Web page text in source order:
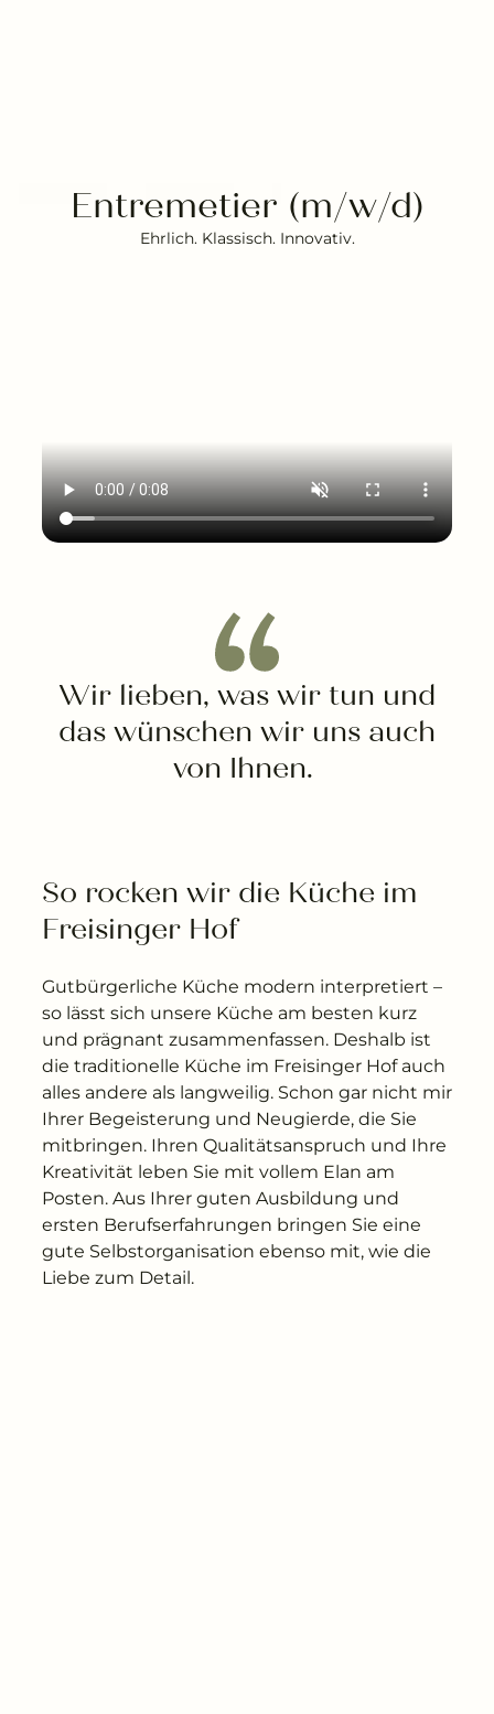
---
---
---
---
Entremetier (m/w/d)
Ehrlich. Klassisch. Innovativ.
Wir lieben, was wir tun und
das wünschen wir uns auch
von Ihnen.
So rocken wir die Küche im
Freisinger Hof
Gutbürgerliche Küche modern interpretiert –
so lässt sich unsere Küche am besten kurz
und prägnant zusammenfassen. Deshalb ist
die traditionelle Küche im Freisinger Hof auch
alles andere als langweilig. Schon gar nicht mir
Ihrer Begeisterung und Neugierde, die Sie
mitbringen. Ihren Qualitätsanspruch und Ihre
Kreativität leben Sie mit vollem Elan am
Posten. Aus Ihrer guten Ausbildung und
ersten Berufserfahrungen bringen Sie eine
gute Selbstorganisation ebenso mit, wie die
Liebe zum Detail.